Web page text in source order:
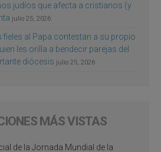
judíos que afecta a cristianos (y
julio 25, 2026
fieles al Papa contestan a su propio
les orilla a bendecir parejas del
diócesis julio 25, 2026
MÁS VISTAS
de la Jornada Mundial de la